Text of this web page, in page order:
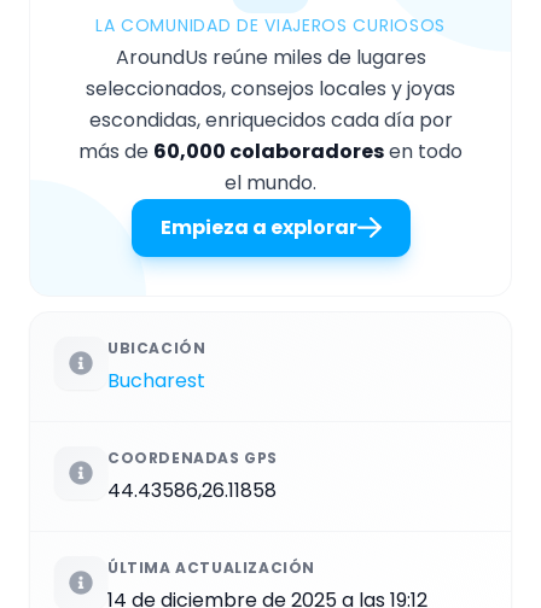
LA COMUNIDAD DE VIAJEROS CURIOSOS
AroundUs reúne miles de lugares
seleccionados, consejos locales y joyas
escondidas, enriquecidos cada día por
más de 60,000 colaboradoresen todo
el mundo.
Empieza a explorar
UBICACIÓN
Bucharest
COORDENADAS GPS
44.43586,26.11858
ÚLTIMA ACTUALIZACIÓN
14 de diciembre de 2025 a las 19:12